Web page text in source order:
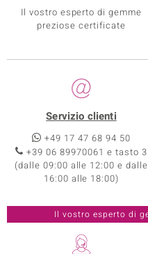
Il vostro esperto di gemme
preziose certificate
Servizio clienti
+49 17 47 68 94 50
+39 06 89970061 e tasto 3
(dalle 09:00 alle 12:00 e dalle
16:00 alle 18:00)